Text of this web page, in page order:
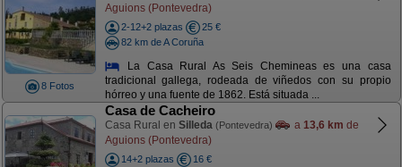
8 Fotos
Aguions (Pontevedra)
2-12+2 plazas
25 €
82 km de A Coruña
La Casa Rural As Seis Chemineas es una casa
tradicional gallega, rodeada de viñedos con su propio
hórreo y una fuente de 1862. Está situada ...
Casa de Cacheiro
Casa Rural en Silleda (Pontevedra) a 13,6 km de
Aguions (Pontevedra)
14+2 plazas
16 €